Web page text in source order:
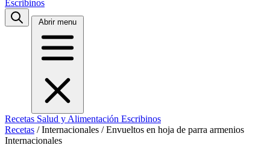
Escribinos
Abrir menu
Recetas Salud y Alimentación Escribinos
Recetas / Internacionales / Envueltos en hoja de parra armenios
Internacionales